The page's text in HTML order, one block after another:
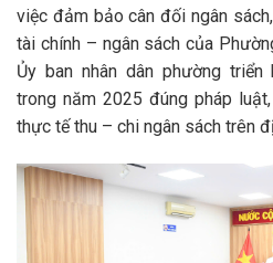
việc đảm bảo cân đối ngân
tài chính – ngân sách của
Ủy ban nhân dân phường triển
trong năm 2025 đúng pháp
thực tế thu – chi ngân sách trên